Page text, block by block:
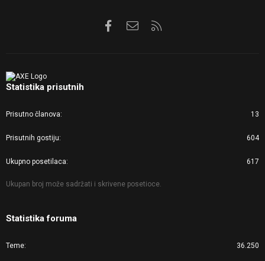
FacebookKontaktirajte nas
Statistika prisutnih
Prisutno članova 13
Prisutnih gostiju 604
Ukupno posetilaca 617
Ukupan broj može sadržati i skrivene posetioce.
Statistika foruma
Teme 36.250